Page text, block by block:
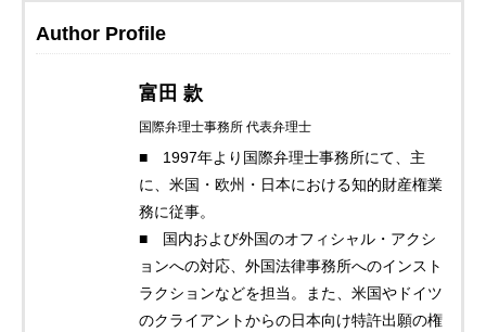
Author Profile
富田 款
国際弁理士事務所 代表弁理士
■ 1997年より国際弁理士事務所にて、主
に、米国・欧州・日本における知的財産権業
務に従事。
■ 国内および外国のオフィシャル・アクシ
ョンへの対応、外国法律事務所へのインスト
ラクションなどを担当。また、米国やドイツ
のクライアントからの日本向け特許出願の権